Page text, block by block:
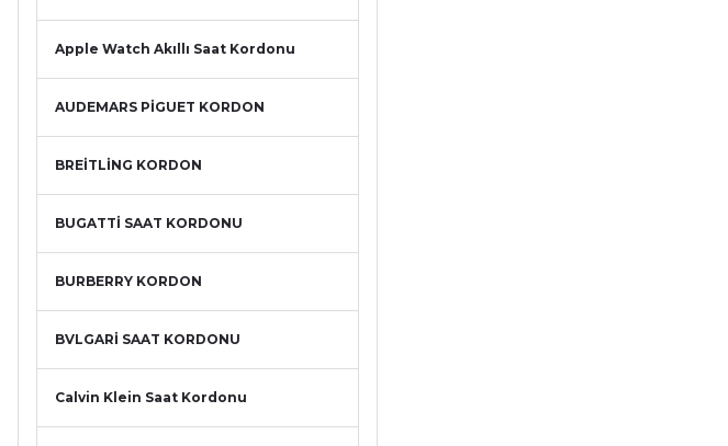
Apple Watch Akıllı Saat Kordonu
AUDEMARS PİGUET KORDON
BREİTLİNG KORDON
BUGATTİ SAAT KORDONU
BURBERRY KORDON
BVLGARİ SAAT KORDONU
Calvin Klein Saat Kordonu